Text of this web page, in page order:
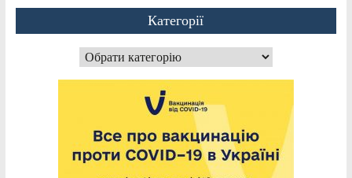
Категорії
Категорії